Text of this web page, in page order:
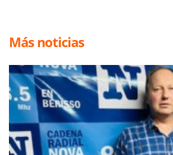
Más noticias